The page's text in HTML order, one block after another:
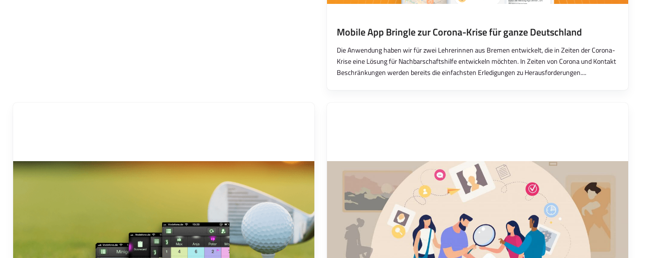
Mobile App Bringle zur Corona-Krise für ganze Deutschland
Die Anwendung haben wir für zwei Lehrerinnen aus Bremen entwickelt, die in Zeiten der Corona-
Krise eine Lösung für Nachbarschaftshilfe entwickeln möchten. In Zeiten von Corona und Kontakt
Beschränkungen werden bereits die einfachsten Erledigungen zu Herausforderungen....